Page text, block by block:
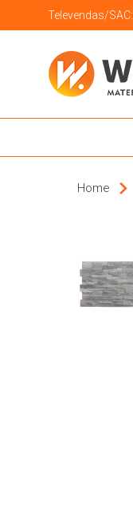
Televendas/SAC:
Home